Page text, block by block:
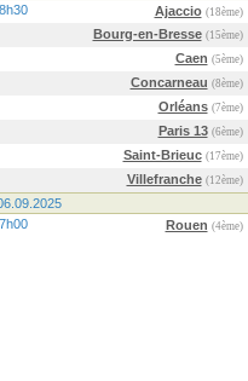
Ajaccio (18ème)
Bourg-en-Bresse (15ème)
Caen (5ème)
Concarneau (8ème)
Orléans (7ème)
Paris 13 (6ème)
Saint-Brieuc (17ème)
Villefranche (12ème)
Rouen (4ème)